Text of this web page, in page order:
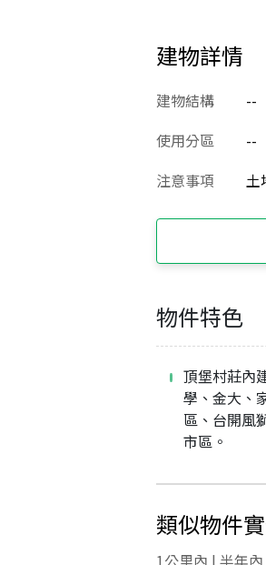
建物詳情
建物結構 --
使用分區
--
注意事項
土
物件特色
頂堡村莊內
學、金大、
區、台開風
市區。
類似物件
1公里內 | 半年